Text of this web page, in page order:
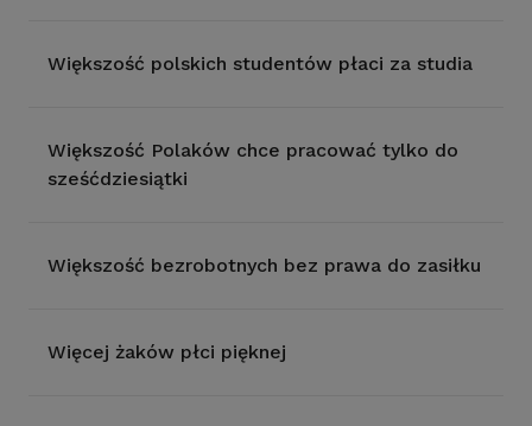
Większość polskich studentów płaci za studia
Większość Polaków chce pracować tylko do
sześćdziesiątki
Większość bezrobotnych bez prawa do zasiłku
Więcej żaków płci pięknej